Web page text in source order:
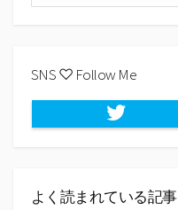
索
SNS ♡ Follow Me
Twitter
よく読まれている記事